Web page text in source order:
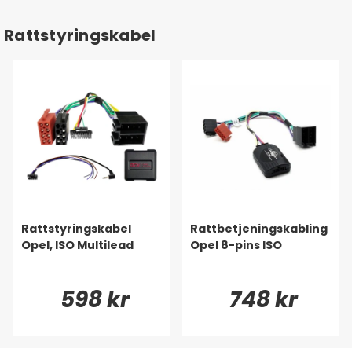
Rattstyringskabel
Rattstyringskabel
Opel, ISO Multilead
598 kr
Rattbetjeningskabling
Opel 8-pins ISO
748 kr